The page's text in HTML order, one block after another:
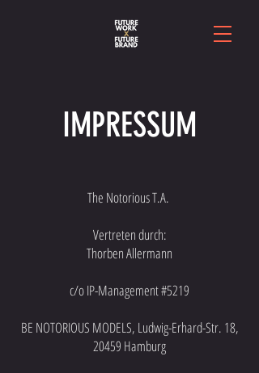
IMPRESSUM
The Notorious T.A.
Vertreten durch:
Thorben Allermann
c/o IP-Management #5219
BE NOTORIOUS MODELS, Ludwig-Erhard-Str. 18,
20459 Hamburg